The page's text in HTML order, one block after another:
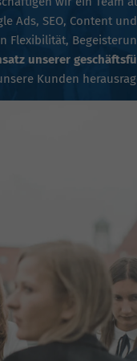
Ads, SEO, Content
Flexibilität,
unserer
Kunden